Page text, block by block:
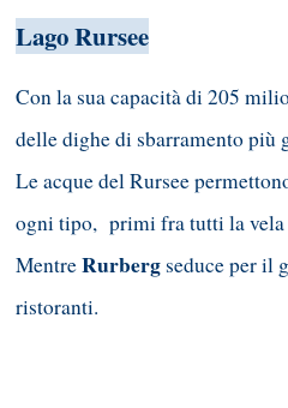
Lago Rursee
Con la sua capacità di 205
delle dighe di sbarramento più
Le acque del Rursee
ogni tipo, primi fra tutti la vela
MentreRurbergseduce per il
ristoranti.